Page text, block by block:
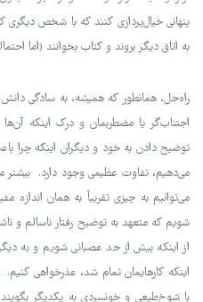
پنهانی خیال‌پردازی کنند که با شخص دیگری
به اتاق دیگر بروند و کتاب بخوانند (اما
راه‌حل، همانطور که همیشه، به سادگی
اجتناب‌گر یا مضطربمان و درک اینکه آن‌ها
توضیح دادن به خود و دیگران اینکه چرا
می‌دهیم، تفاوت عظیمی وجود دارد. بیشتر
می‌توانیم به چیزی تقریباً به همان اندازه
شویم که متعهد به توضیح رفتار ناسالم و
از اینکه بیش از حد عصبانی شویم و به
اینکه کارهایمان تمام شد، عذرخواهی
با شوخ‌طبعی و خونسردی به یکدیگر